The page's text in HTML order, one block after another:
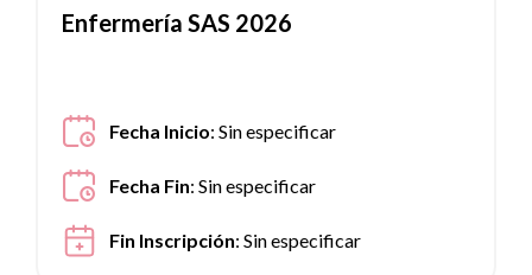
Enfermería SAS 2026
Fecha Inicio:Sin especificar
Fecha Fin:Sin especificar
Fin Inscripción:Sin especificar